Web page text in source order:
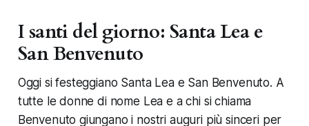
I santi del giorno: Santa Lea e
San Benvenuto
Oggi si festeggiano Santa Lea e San Benvenuto. A
tutte le donne di nome Lea e a chi si chiama
Benvenuto giungano i nostri auguri più sinceri per